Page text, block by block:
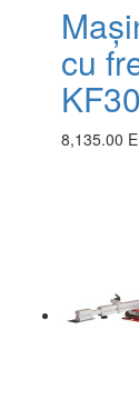
cu
8,135.00